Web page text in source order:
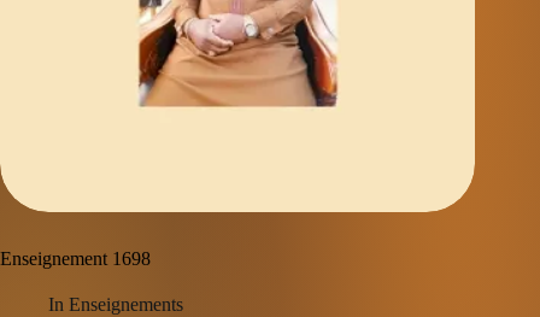
Enseignement 1698
In Enseignements